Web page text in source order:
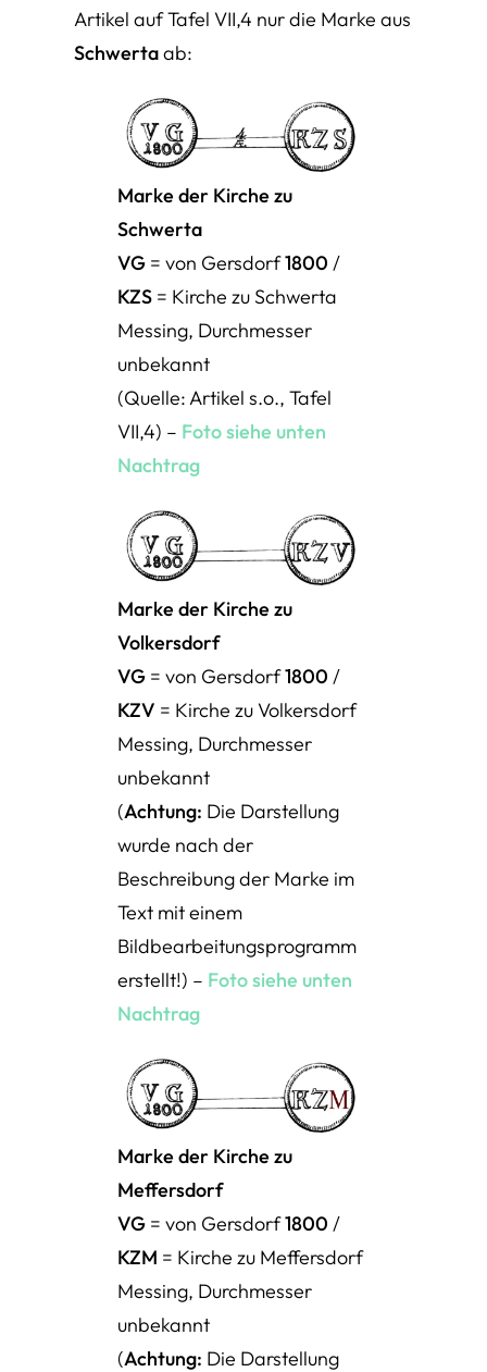
Artikel auf Tafel VII,4 nur die Marke aus
Schwertaab:
Marke der Kirche zu
Schwerta
VG = von Gersdorf1800 /
KZS = Kirche zu Schwerta
Messing, Durchmesser
unbekannt
(Quelle: Artikel s.o., Tafel
VII,4) – Foto siehe unten
Nachtrag
Marke der Kirche zu
Volkersdorf
VG = von Gersdorf1800 /
KZV = Kirche zu Volkersdorf
Messing, Durchmesser
unbekannt
(Achtung: Die Darstellung
wurde nach der
Beschreibung der Marke im
Text mit einem
Bildbearbeitungsprogramm
erstellt!) – Foto siehe unten
Nachtrag
Marke der Kirche zu
Meffersdorf
VG = von Gersdorf1800 /
KZM = Kirche zu Meffersdorf
Messing, Durchmesser
unbekannt
(Achtung: Die Darstellung